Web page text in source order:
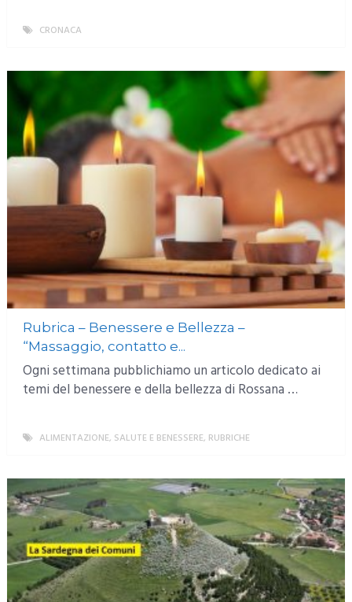
CRONACA
Rubrica – Benessere e Bellezza –
“Massaggio, contatto e...
Ogni settimana pubblichiamo un articolo dedicato ai
temi del benessere e della bellezza di Rossana …
ALIMENTAZIONE, SALUTE E BENESSERE, RUBRICHE